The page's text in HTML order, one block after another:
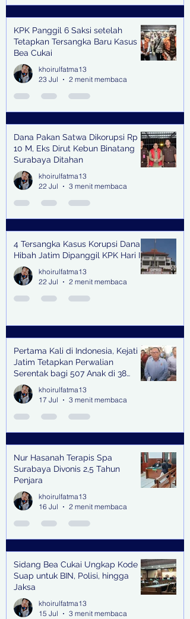
KPK Panggil 6 Saksi setelah
Tetapkan Tersangka Baru Kasus
Bea Cukai
khoirulfatma13
23 Jul
2 menit membaca
Dana Pakan Satwa Dikorupsi Rp
10 M, Eks Dirut Kebun Binatang
Surabaya Ditahan
khoirulfatma13
22 Jul
3 menit membaca
4 Tersangka Kasus Korupsi Dana
Hibah Jatim Dipanggil KPK Hari Ini
khoirulfatma13
22 Jul
2 menit membaca
Pertama Kali di Indonesia, Kejati
Jatim Tetapkan Perwalian
Serentak bagi 507 Anak di 38
Kabupaten & Kota
khoirulfatma13
17 Jul
3 menit membaca
Nur Hasanah Terapis Spa
Surabaya Divonis 2,5 Tahun
Penjara
khoirulfatma13
16 Jul
2 menit membaca
Sidang Bea Cukai Ungkap Kode
Suap untuk BIN, Polisi, hingga
Jaksa
khoirulfatma13
15 Jul
3 menit membaca